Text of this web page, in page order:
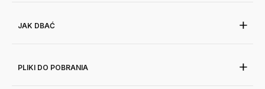
JAK DBAĆ
PLIKI DO POBRANIA